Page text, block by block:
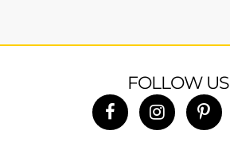
FOLLOW US